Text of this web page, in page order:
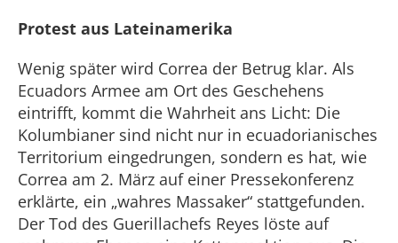
Protest aus Lateinamerika
Wenig später wird Correa der Betrug klar. Als
Ecuadors Armee am Ort des Geschehens
eintrifft, kommt die Wahrheit ans Licht: Die
Kolumbianer sind nicht nur in ecuadorianisches
Territorium eingedrungen, sondern es hat, wie
Correa am 2. März auf einer Pressekonferenz
erklärte, ein „wahres Massaker“ stattgefunden.
Der Tod des Guerillachefs Reyes löste auf